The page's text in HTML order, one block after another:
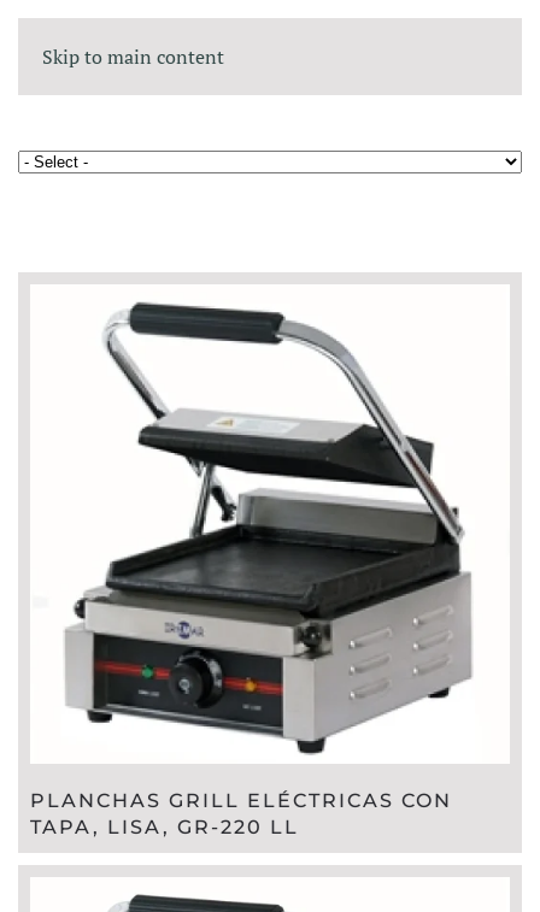
Skip to main content
PLANCHAS GRILL ELÉCTRICAS CON
TAPA, LISA, GR-220 LL